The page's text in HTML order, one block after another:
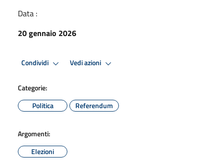
Data :
20 gennaio 2026
Condividi Vedi azioni
Categorie:
Politica
Referendum
Argomenti:
Elezioni